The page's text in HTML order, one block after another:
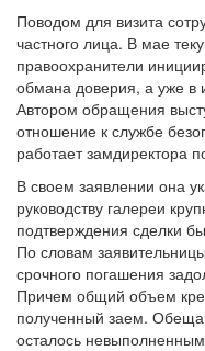
Поводом для визита
частного лица. В мае
правоохранители
обмана доверия, а уже
Автором обращения
отношение к службе
работает замдиректора
В своем заявлении она
руководству галереи
подтверждения сделки
По словам
срочного погашения
Причем общий объем
полученный заем.
осталось